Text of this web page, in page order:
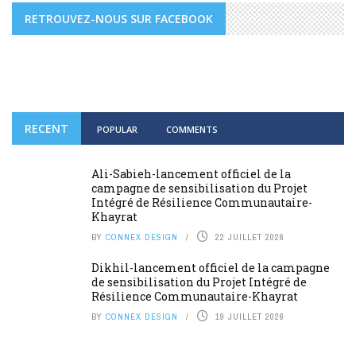
RETROUVEZ-NOUS SUR FACEBOOK
RECENT POPULAR COMMENTS
Ali-Sabieh-lancement officiel de la
campagne de sensibilisation du Projet
Intégré de Résilience Communautaire-
Khayrat
BY CONNEX DESIGN 22 JUILLET 2026
Dikhil-lancement officiel de la campagne
de sensibilisation du Projet Intégré de
Résilience Communautaire-Khayrat
BY CONNEX DESIGN 19 JUILLET 2026